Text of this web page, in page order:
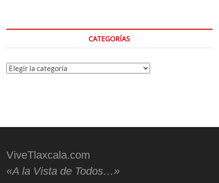
CATEGORÍAS
Categorías
ViveTlaxcala.com
«A la Vista de Todos…»